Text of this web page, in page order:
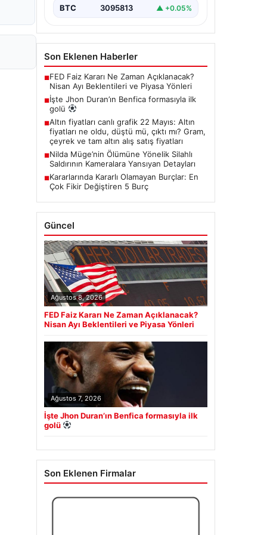
BTC 3095813 ▲ +0.05%
Son Eklenen Haberler
■FED Faiz Kararı Ne Zaman Açıklanacak?
Nisan Ayı Beklentileri ve Piyasa Yönleri
■İşte Jhon Duran’ın Benfica formasıyla ilk
golü
■Altın fiyatları canlı grafik 22 Mayıs: Altın
fiyatları ne oldu, düştü mü, çıktı mı? Gram,
çeyrek ve tam altın alış satış fiyatları
■Nilda Müge’nin Ölümüne Yönelik Silahlı
Saldırının Kameralara Yansıyan Detayları
■Kararlarında Kararlı Olamayan Burçlar: En
Çok Fikir Değiştiren 5 Burç
Güncel
Ağustos 8, 2026
FED Faiz Kararı Ne Zaman Açıklanacak?
Nisan Ayı Beklentileri ve Piyasa Yönleri
Ağustos 7, 2026
İşte Jhon Duran’ın Benfica formasıyla ilk
golü
Son Eklenen Firmalar